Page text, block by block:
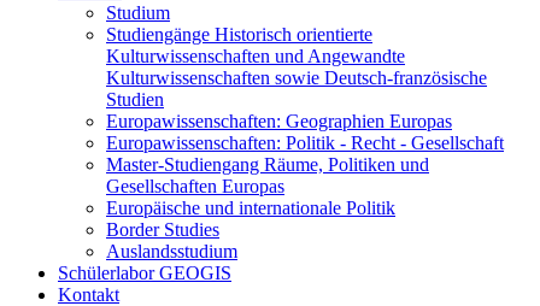
Studium
Studiengänge Historisch orientierte
Kulturwissenschaften und Angewandte
Kulturwissenschaften sowie Deutsch-französische
Studien
Europawissenschaften: Geographien Europas
Europawissenschaften: Politik - Recht - Gesellschaft
Master-Studiengang Räume, Politiken und
Gesellschaften Europas
Europäische und internationale Politik
Border Studies
Auslandsstudium
Schülerlabor GEOGIS
Kontakt